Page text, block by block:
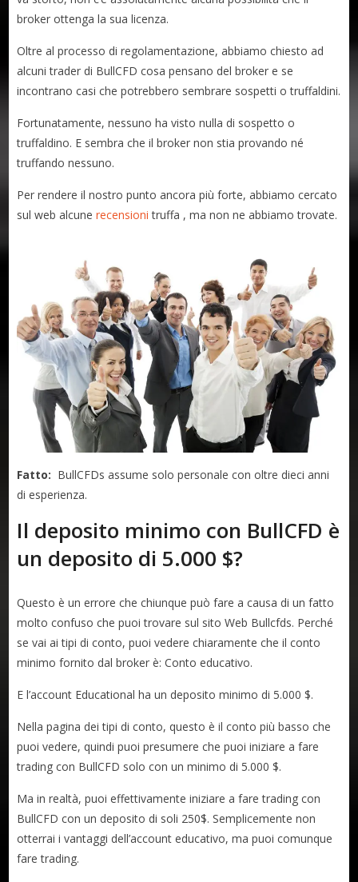
broker ottenga la sua licenza.
Oltre al processo di regolamentazione, abbiamo chiesto ad
alcuni trader di BullCFD cosa pensano del broker e se
incontrano casi che potrebbero sembrare sospetti o truffaldini.
Fortunatamente, nessuno ha visto nulla di sospetto o
truffaldino. E sembra che il broker non stia provando né
truffando nessuno.
Per rendere il nostro punto ancora più forte, abbiamo cercato
sul web alcunerecensioni truffa , ma non ne abbiamo trovate.
Fatto: BullCFDs assume solo personale con oltre dieci anni
di esperienza.
Il deposito minimo con BullCFD è
un deposito di 5.000 $?
Questo è un errore che chiunque può fare a causa di un fatto
molto confuso che puoi trovare sul sito Web Bullcfds. Perché
se vai ai tipi di conto, puoi vedere chiaramente che il conto
minimo fornito dal broker è: Conto educativo.
E l’account Educational ha un deposito minimo di 5.000 $.
Nella pagina dei tipi di conto, questo è il conto più basso che
puoi vedere, quindi puoi presumere che puoi iniziare a fare
trading con BullCFD solo con un minimo di 5.000 $.
Ma in realtà, puoi effettivamente iniziare a fare trading con
BullCFD con un deposito di soli 250$. Semplicemente non
otterrai i vantaggi dell’account educativo, ma puoi comunque
fare trading.